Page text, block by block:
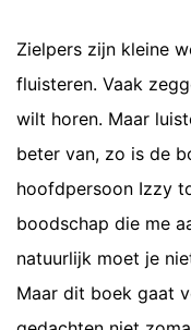
Zielpers zijn kleine
fluisteren. Vaak
wilt horen. Maar
beter van, zo is de
hoofdpersoon Izzy
boodschap die me
natuurlijk moet je
Maar dit boek gaat